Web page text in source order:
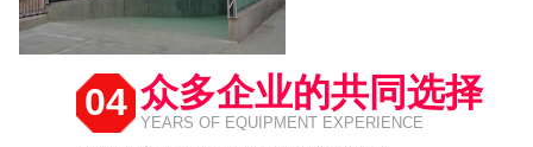
04 众多企业的共同选择
YEARS OF EQUIPMENT EXPERIENCE